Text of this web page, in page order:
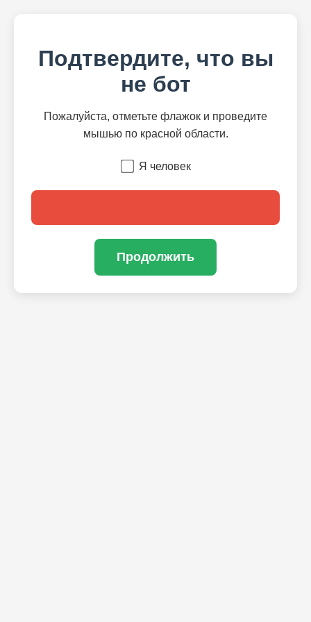
Подтвердите, что вы
не бот
Пожалуйста, отметьте флажок и проведите
мышью по красной области.
Я человек
Продолжить